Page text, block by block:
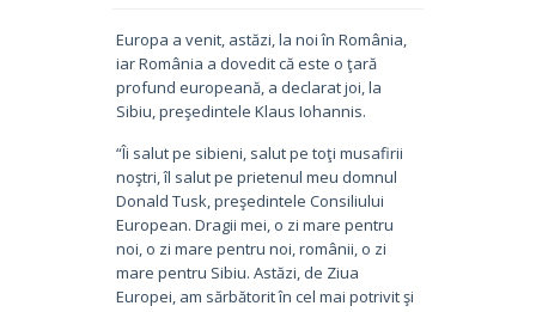
Europa a venit, astăzi, la noi în România,
iar România a dovedit că este o ţară
profund europeană, a declarat joi, la
Sibiu, preşedintele Klaus Iohannis.
“Îi salut pe sibieni, salut pe toţi musafirii
noştri, îl salut pe prietenul meu domnul
Donald Tusk, preşedintele Consiliului
European. Dragii mei, o zi mare pentru
noi, o zi mare pentru noi, românii, o zi
mare pentru Sibiu. Astăzi, de Ziua
Europei, am sărbătorit în cel mai potrivit şi